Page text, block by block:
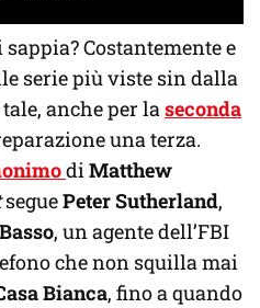
Costantemente e
serie più viste sin dalla
anche per laseconda
una terza.
diMatthew
seguePeter Sutherland,
, un agente dell’FBI
che non squilla mai
Bianca, fino a quando